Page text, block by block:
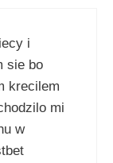
i
sie bo
krecilem
mi
w